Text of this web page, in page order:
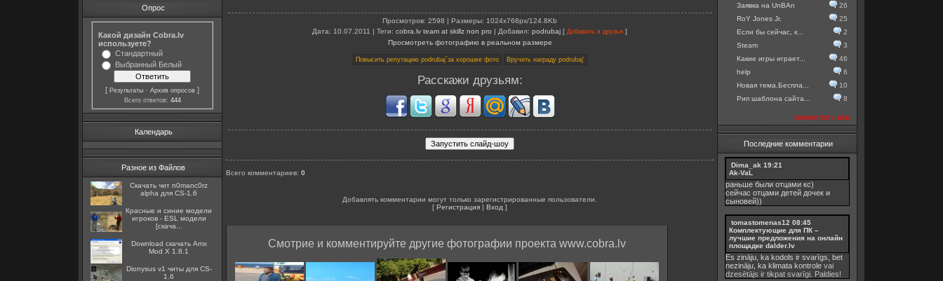
Опрос
Какой дизайн Cobra.lv
используете?
Стандартный
Выбранный Белый
[ Результаты · Архив опросов ]
Всего ответов: 444
Календарь
Разное из Файлов
Скачать чит n0manc0rz
alpha для CS-1.6
Красные и синие модели
игроков - ESL модели
[скача...
Download скачать Amx
Mod X 1.8.1
Dionysus v1 читы для CS-
1.6
Просмотров: 2598 | Размеры: 1024x768px/124.8Kb
Дата: 10.07.2011 | Теги: cobra.lv team at skillz non pro Добавил: podrubaj [ Добавить в друзья ]
Просмотреть фотографию в реальном размере
Расскажи друзьям:
Всего комментариев: 0
Добавлять комментарии могут только зарегистрированные пользователи.
[ Регистрация Вход ]
Смотрие и комментируйте другие фотографии проекта www.cobra.lv
Заявка на UnBAn
26
RoY Jones Jr.
25
Если бы сейчас, к...
2
Steam
3
Какие игры играет...
46
help
6
Новая тема.Беспла...
10
Рип шаблона сайта...
8
посмотреть все
Последние комментарии
Dima_ak 19:21
Ak-VaL
раньше были отцами кс)
сейчас отцами детей дочек и
сыновей))
tomastomenas12 08:45
Комплектующие для ПК –
лучшие предложения на онлайн
площадке dalder.lv
Es zināju, ka kodols ir svarīgs, bet
nezināju, ka klimata kontrole vai
dzesētājs ir tikpat svarīgi. Paldies!